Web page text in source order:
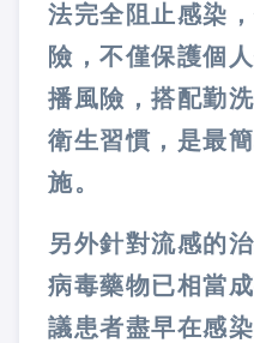
法完全阻止感染
險，不僅保護個
播風險，搭配勤
衛生習慣，是最
施。
另外針對流感的
病毒藥物已相當
議患者盡早在感